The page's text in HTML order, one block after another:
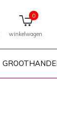
winkelwagen
0